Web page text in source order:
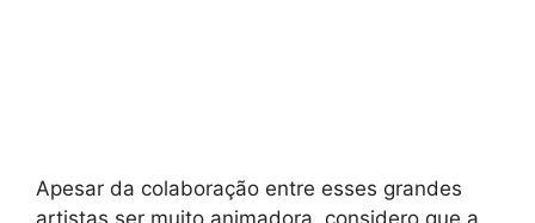
Apesar da colaboração entre esses grandes
artistas ser muito animadora, considero que a